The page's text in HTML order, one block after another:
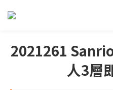
2021261
人3層